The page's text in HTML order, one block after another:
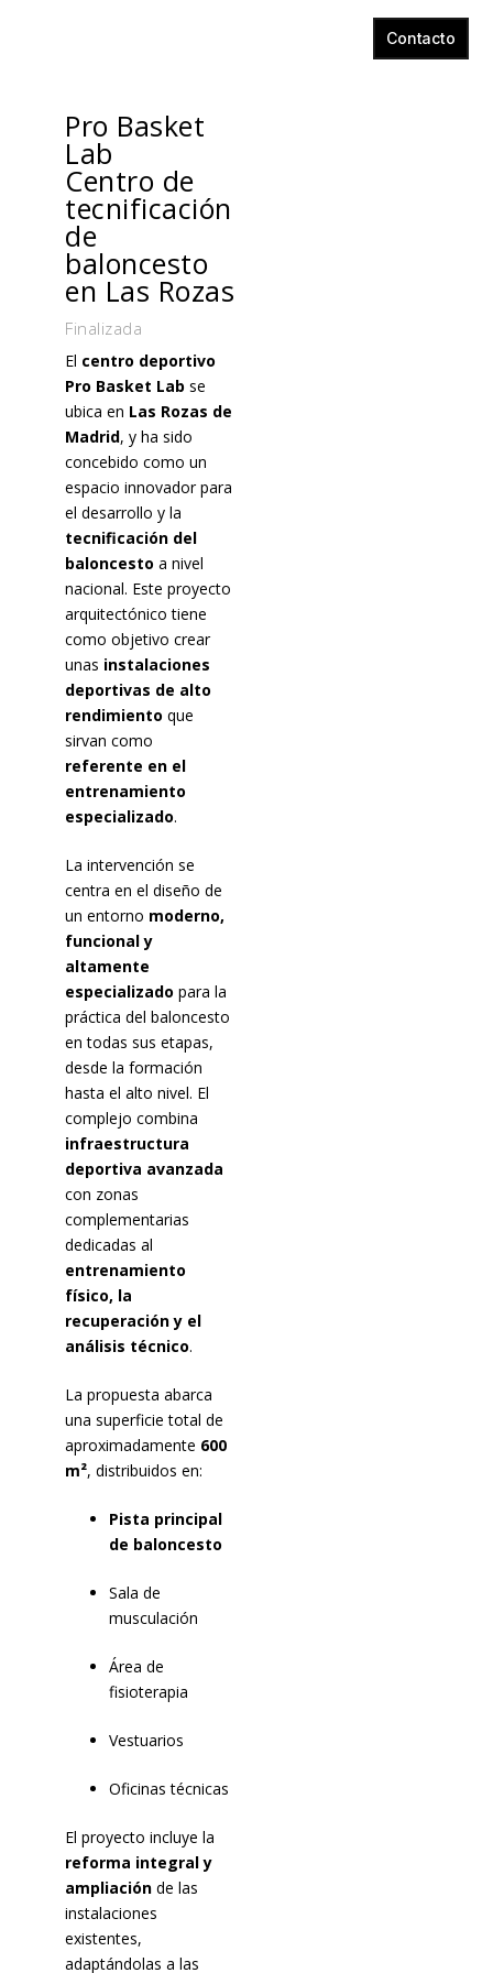
Contacto
Pro Basket
Lab
Centro de
tecnificación
de
baloncesto
en Las Rozas
Finalizada
El centro deportivo
Pro Basket Lab se
ubica en Las Rozas de
Madrid, y ha sido
concebido como un
espacio innovador para
el desarrollo y la
tecnificación del
baloncesto a nivel
nacional. Este proyecto
arquitectónico tiene
como objetivo crear
unas instalaciones
deportivas de alto
rendimiento que
sirvan como
referente en el
entrenamiento
especializado.
La intervención se
centra en el diseño de
un entorno moderno,
funcional y
altamente
especializado para la
práctica del baloncesto
en todas sus etapas,
desde la formación
hasta el alto nivel. El
complejo combina
infraestructura
deportiva avanzada
con zonas
complementarias
dedicadas al
entrenamiento
físico, la
recuperación y el
análisis técnico.
La propuesta abarca
una superficie total de
aproximadamente 600
m², distribuidos en:
Pista principal
de baloncesto
Sala de
musculación
Área de
fisioterapia
Vestuarios
Oficinas técnicas
El proyecto incluye la
reforma integral y
ampliación de las
instalaciones
existentes,
adaptándolas a las